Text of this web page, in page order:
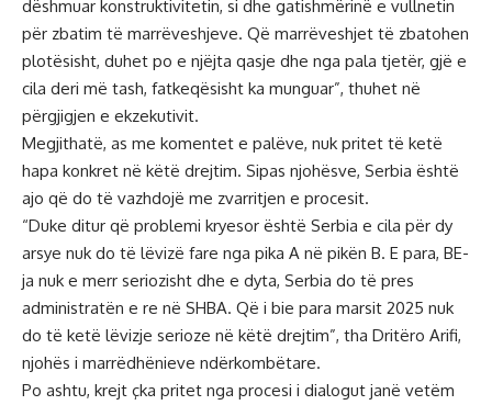
dëshmuar konstruktivitetin, si dhe gatishmërinë e vullnetin
për zbatim të marrëveshjeve. Që marrëveshjet të zbatohen
plotësisht, duhet po e njëjta qasje dhe nga pala tjetër, gjë e
cila deri më tash, fatkeqësisht ka munguar”, thuhet në
përgjigjen e ekzekutivit.
Megjithatë, as me komentet e palëve, nuk pritet të ketë
hapa konkret në këtë drejtim. Sipas njohësve, Serbia është
ajo që do të vazhdojë me zvarritjen e procesit.
“Duke ditur që problemi kryesor është Serbia e cila për dy
arsye nuk do të lëvizë fare nga pika A në pikën B. E para, BE-
ja nuk e merr seriozisht dhe e dyta, Serbia do të pres
administratën e re në SHBA. Që i bie para marsit 2025 nuk
do të ketë lëvizje serioze në këtë drejtim”, tha Dritëro Arifi,
njohës i marrëdhënieve ndërkombëtare.
Po ashtu, krejt çka pritet nga procesi i dialogut janë vetëm